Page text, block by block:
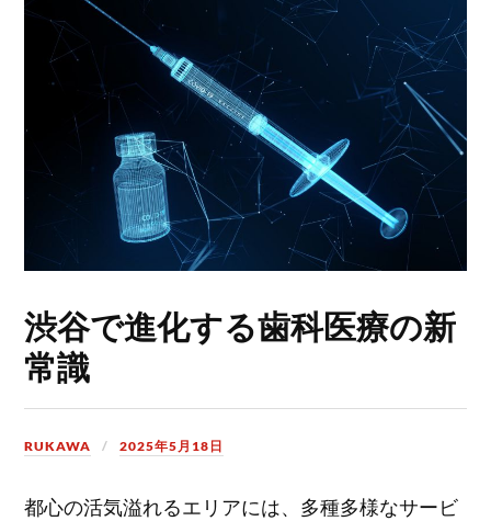
渋谷で進化する歯科医療の新
常識
RUKAWA 2025年5月18日
都心の活気溢れるエリアには、多種多様なサービ